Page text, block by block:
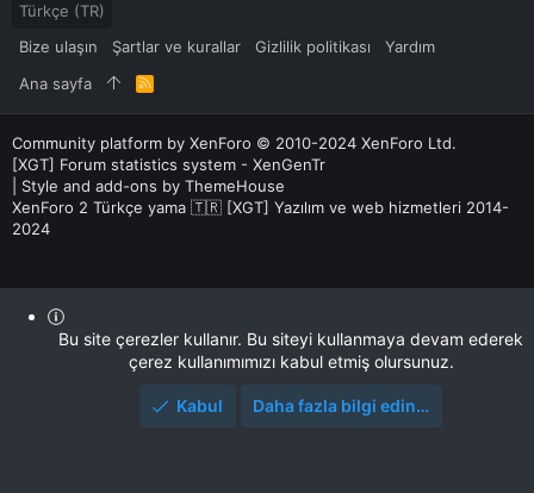
Türkçe (TR)
Bize ulaşın
Şartlar ve kurallar Gizlilik politikası
Yardım
Ana sayfa
R
S
Community platform by XenForo © 2010-2024 XenForo Ltd.
[XGT] Forum statistics system - XenGenTr
Style and add-ons by ThemeHouse
XenForo 2 Türkçe yama 🇹🇷 [XGT] Yazılım ve web hizmetleri 2014-
2024
Bu site çerezler kullanır. Bu siteyi kullanmaya devam ederek
çerez kullanımımızı kabul etmiş olursunuz.
Kabul Daha fazla bilgi edin…